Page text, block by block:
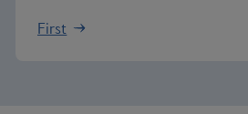
First